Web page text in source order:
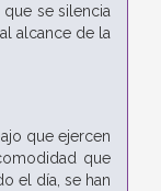
se silencia
alcance de la
que ejercen
que
el día, se han